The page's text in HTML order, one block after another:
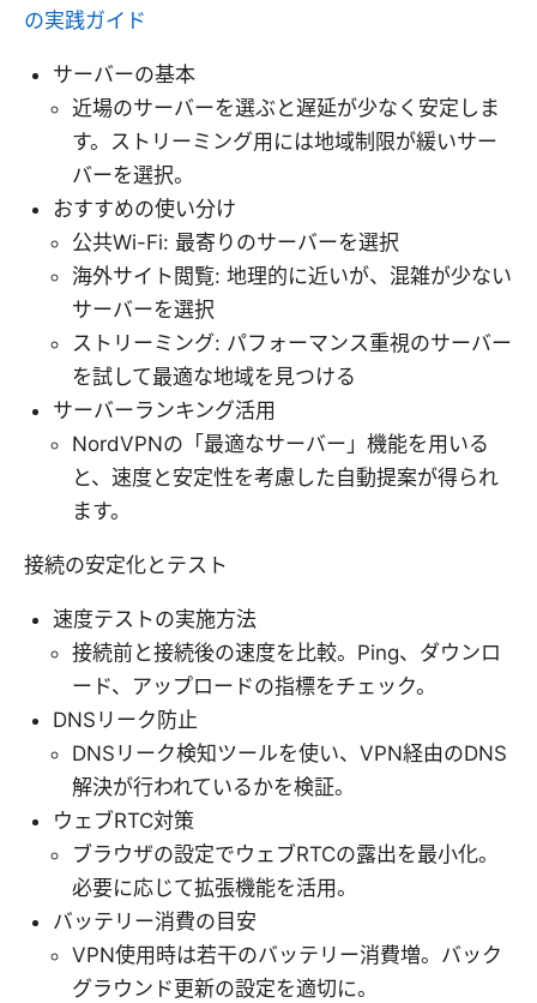
の実践ガイド
サーバーの基本
近場のサーバーを選ぶと遅延が少なく安定しま
す。ストリーミング用には地域制限が緩いサー
バーを選択。
おすすめの使い分け
公共Wi-Fi: 最寄りのサーバーを選択
海外サイト閲覧: 地理的に近いが、混雑が少ない
サーバーを選択
ストリーミング: パフォーマンス重視のサーバー
を試して最適な地域を見つける
サーバーランキング活用
NordVPNの「最適なサーバー」機能を用いる
と、速度と安定性を考慮した自動提案が得られ
ます。
接続の安定化とテスト
速度テストの実施方法
接続前と接続後の速度を比較。Ping、ダウンロ
ード、アップロードの指標をチェック。
DNSリーク防止
DNSリーク検知ツールを使い、VPN経由のDNS
解決が行われているかを検証。
ウェブRTC対策
ブラウザの設定でウェブRTCの露出を最小化。
必要に応じて拡張機能を活用。
バッテリー消費の目安
VPN使用時は若干のバッテリー消費増。バック
グラウンド更新の設定を適切に。